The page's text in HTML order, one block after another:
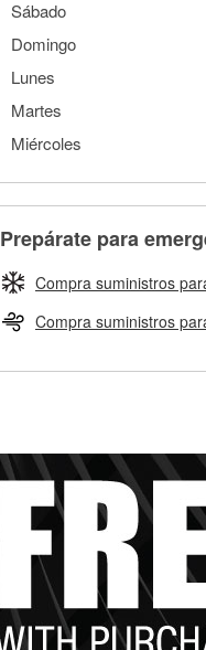
Sábado
Domingo
Lunes
Martes
Miércoles
Prepárate para
Compra suministros
Compra suministros